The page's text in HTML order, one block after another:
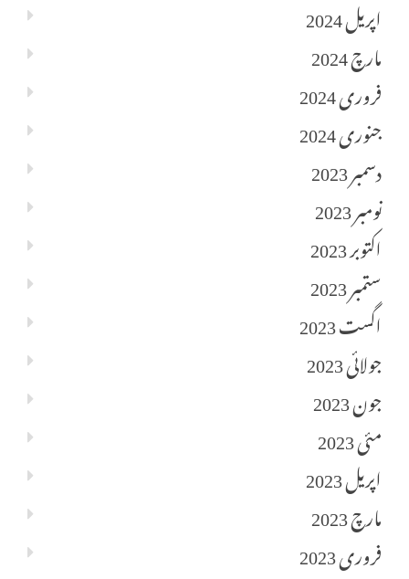
اپریل 2024
مارچ 2024
فروری 2024
جنوری 2024
دسمبر 2023
نومبر 2023
اکتوبر 2023
ستمبر 2023
اگست 2023
جولائی 2023
جون 2023
مئی 2023
اپریل 2023
مارچ 2023
فروری 2023